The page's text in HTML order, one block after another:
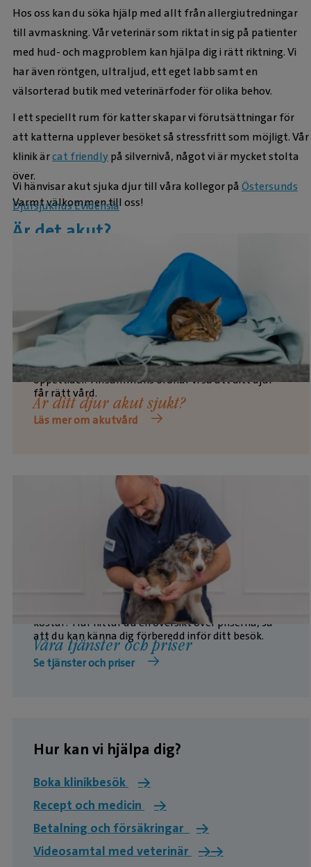
Hos oss kan du söka hjälp med allt från allergiutredningar
till avmaskning. Vår veterinär som riktat in sig på patienter
med hud- och magproblem kan hjälpa dig i rätt riktning. Vi
har även röntgen, ultraljud, ett eget labb samt en
välsorterad butik med veterinärfoder för olika behov.
I ett speciellt rum för katter skapar vi förutsättningar för
att katterna upplever besöket så stressfritt som möjligt. Vår
klinik ärcat friendlypå silvernivå, något vi är mycket stolta
över.
Varmt välkommen till oss!
Är det akut?
Vi hänvisar akut sjuka djur till våra kollegor på Östersunds
Djursjukhus Evidensia
Är ditt djur akut sjukt?
Vi hjälper dig gärna med rådgivning under våra
öppettider. Tillsammans ordnar vi så att ditt djur
får rätt vård.
Läs mer om akutvård
Våra tjänster och priser
Vill du veta vad våra vanligaste behandlingar
kostar? Här hittar du en översikt över priserna, så
att du kan känna dig förberedd inför ditt besök.
Se tjänster och priser
Hur kan vi hjälpa dig?
Boka klinikbesök
→
Recept och medicin
→
Betalning och försäkringar
→
Videosamtal med veterinär
→→